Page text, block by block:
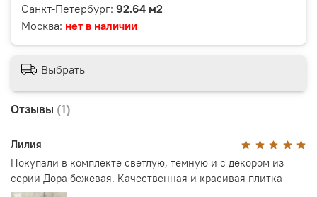
Отзывы (1)
Лилия
Покупали в комплекте светлую, темную и с декором из
серии Дора бежевая. Качественная и красивая плитка
Санкт-Петербург: 92.64 м2
Москва: нет в наличии
Выбрать